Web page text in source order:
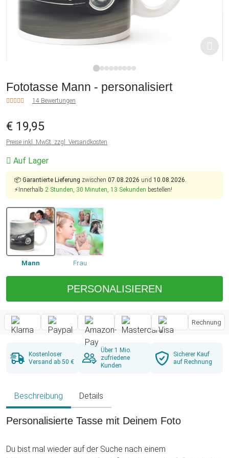
Fototasse Mann - personalisiert
14 Bewertungen
€ 19,95
Preise inkl. MwSt. zzgl. Versandkosten
Auf Lager
📦 Garantierte Lieferung zwischen 07.08.2026 und 10.08.2026.
⚡Innerhalb 2 Stunden, 30 Minuten, 12 Sekunden bestellen!
Mann Frau
PERSONALISIEREN
Rechnung
Kostenloser
Versand ab 50 €
Über 1 Mio.
zufriedene
Kunden
Sicherer Kauf
auf Rechnung
Beschreibung Details
Personalisierte Tasse mit Deinem Foto
Du bist mal wieder auf der Suche nach einem